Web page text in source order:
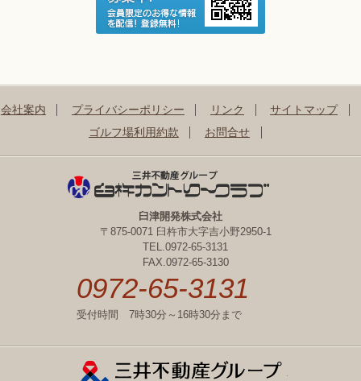
会社案内 プライバシーポリシー リンク
サイトマップ
ゴルフ場利用約款
お問合せ
臼津開発株式会社
〒875-0071 臼杵市大字吉小野2950-1
TEL.0972-65-3131
FAX.0972-65-3130
0972-65-3131
受付時間 7時30分～16時30分まで